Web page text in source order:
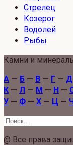
Стрелец
Козерог
Водолей
Рыбы
Камни и
А — Б — В — Г — Д
К — Л — М — Н —
У — Ф — Х — Ц —
Search
@ Все права